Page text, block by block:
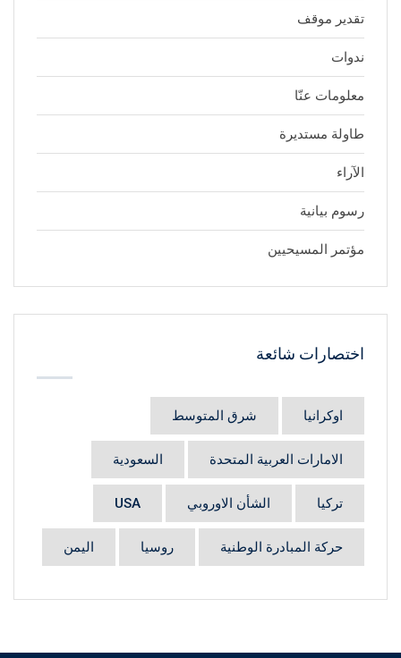
تقدير موقف
ندوات
معلومات عنّا
طاولة مستديرة
الآراء
رسوم بيانية
مؤتمر المسيحيين
اختصارات شائعة
اوكرانيا شرق المتوسط
الامارات العربية المتحدة السعودية
تركيا الشأن الاوروبي USA
حركة المبادرة الوطنية روسيا اليمن